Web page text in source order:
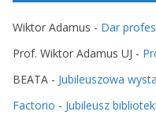
Wiktor Adamus - Dar
Prof. Wiktor Adamus UJ -
BEATA - Jubileuszowa
Factorio - Jubileusz